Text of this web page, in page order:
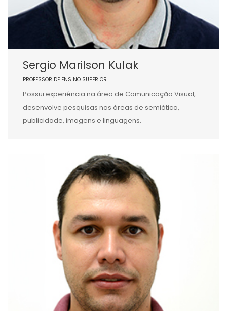
Sergio Marilson Kulak
PROFESSOR DE ENSINO SUPERIOR
Possui experiência na área de Comunicação Visual,
desenvolve pesquisas nas áreas de semiótica,
publicidade, imagens e linguagens.